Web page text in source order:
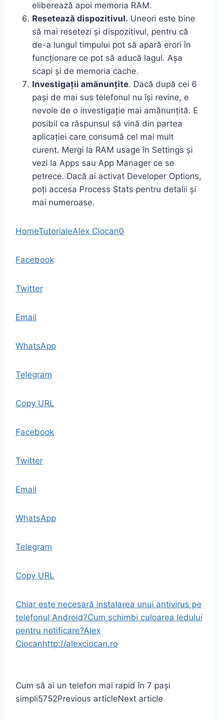
eliberează apoi memoria RAM.
Resetează dispozitivul. Uneori este bine
să mai resetezi și dispozitivul, pentru că
de-a lungul timpului pot să apară erori în
funcționare ce pot să aducă lagul. Așa
scapi și de memoria cache.
Investigații amănunțite. Dacă după cei 6
pași de mai sus telefonul nu își revine, e
nevoie de o investigație mai amănunțită. E
posibil ca răspunsul să vină din partea
aplicației care consumă cel mai mult
curent. Mergi la RAM usage în Settings și
vezi la Apps sau App Manager ce se
petrece. Dacă ai activat Developer Options,
poți accesa Process Stats pentru detalii și
mai numeroase.
HomeTutorialeAlex Ciocan0
Facebook
Twitter
Email
WhatsApp
Telegram
Copy URL
Facebook
Twitter
Email
WhatsApp
Telegram
Copy URL
Chiar este necesară instalarea unui antivirus pe
telefonul Android?Cum schimbi culoarea ledului
pentru notificare?Alex
Ciocanhttp://alexciocan.ro
Cum să ai un telefon mai rapid în 7 pași
simpli5752Previous articleNext article